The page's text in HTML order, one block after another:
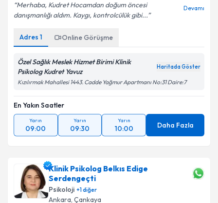
Merhaba, Kudret Hocamdan doğum öncesi
danışmanlığı aldım. Kaygı, kontrolcülük gibi...
Devamı
Adres 1 Online Görüşme
Özel Sağlık Meslek Hizmet Birimi Klinik
Psikolog Kudret Yavuz
Haritada Göster
Kızılırmak Mahallesi 1443. Cadde Yağmur Apartmanı No:31 Daire:7
En Yakın Saatler
Yarın
09:00
Yarın
09:30
Yarın
10:00 Daha Fazla
Klinik Psikolog Belkıs Edige
Serdengeçti
Psikoloji +1diğer
Ankara, Çankaya